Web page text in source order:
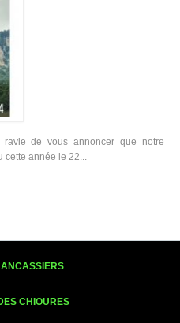
ravie de vous annoncer que notre
cette année le 22...
CHIOURES